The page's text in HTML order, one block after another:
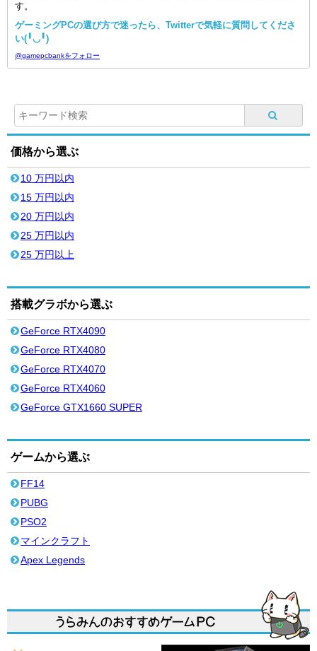
す。
ゲーミングPCの選び方で迷ったら、Twitterで気軽に質問してくださ
い(╹◡╹)
@gamepcbankをフォロー
価格から選ぶ
10 万円以内
15 万円以内
20 万円以内
25 万円以内
25 万円以上
搭載グラボから選ぶ
GeForce RTX4090
GeForce RTX4080
GeForce RTX4070
GeForce RTX4060
GeForce GTX1660 SUPER
ゲームから選ぶ
FF14
PUBG
PSO2
マインクラフト
Apex Legends